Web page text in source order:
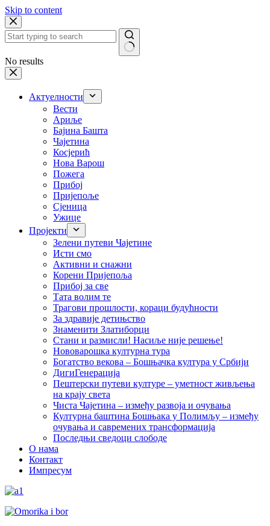
Skip to content
No results
Актуелности
Вести
Ариље
Бајина Башта
Чајетина
Косјерић
Нова Варош
Пожега
Прибој
Пријепоље
Сјеница
Ужице
Пројекти
Зелени путеви Чајетине
Исти смо
Активни и снажни
Корени Пријепоља
Прибој за све
Тата волим те
Трагови прошлости, кораци будућности
За здравије детињство
Знаменити Златиборци
Стани и размисли! Насиље није решење!
Нововарошка културна тура
Богатство векова – Бошњачка култура у Србији
ДигиГенерација
Пештерски путеви културе – уметност живљења
на крају света
Чиста Чајетина – између развоја и очувања
Културна баштина Бошњака у Полимљу – између
очувања и савремених трансформација
Последњи сведоци слободе
О нама
Контакт
Импресум